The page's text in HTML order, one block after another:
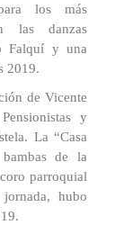
los más
las danzas
Falquí y una
2019.
de Vicente
y
La “Casa
de la
parroquial
hubo